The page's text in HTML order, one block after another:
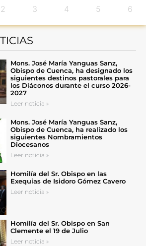
2 3 4 5 6
Mons. José María Yanguas Sanz,
Obispo de Cuenca, ha designado los
siguientes destinos pastorales para
los Diáconos durante el curso 2026-
2027
Leer noticia »
Mons. José María Yanguas Sanz,
Obispo de Cuenca, ha realizado los
siguientes Nombramientos
Diocesanos
Leer noticia »
Homilía del Sr. Obispo en las
Exequias de Isidoro Gómez Cavero
Leer noticia »
Homilía del Sr. Obispo en San
Clemente el 19 de Julio
Leer noticia »